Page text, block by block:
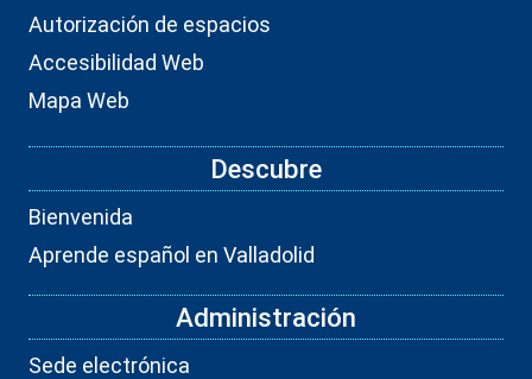
Autorización de espacios
Accesibilidad Web
Mapa Web
Descubre
Bienvenida
Aprende español en Valladolid
Administración
Sede electrónica